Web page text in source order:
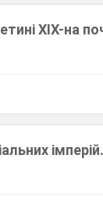
ХІХ-на
імперій.